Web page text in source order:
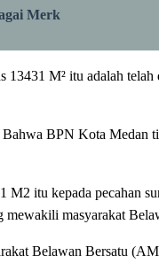
Merk
M² itu adalah
BPN Kota Medan
itu kepada pecahan
masyarakat
Belawan Bersatu